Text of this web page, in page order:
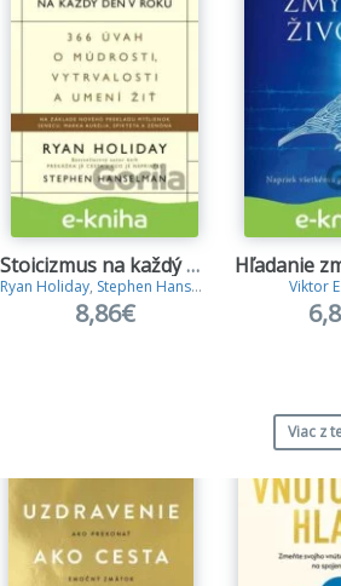
Stoicizmus na každý deň
Ryan Holiday, Stephen Hanselman
8,86€
Hľadanie
Viktor
Viac z